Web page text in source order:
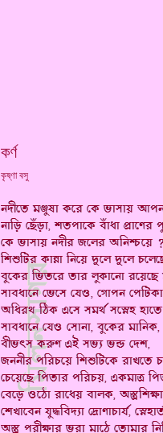
কর্ণ
কৃষ্ণা বসু